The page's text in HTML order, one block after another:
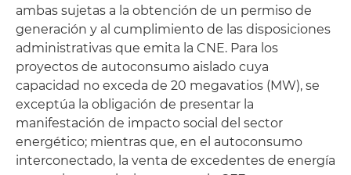
ambas sujetas a la obtención de un permiso de
generación y al cumplimiento de las disposiciones
administrativas que emita la CNE. Para los
proyectos de autoconsumo aislado cuya
capacidad no exceda de 20 megavatios (MW), se
exceptúa la obligación de presentar la
manifestación de impacto social del sector
energético; mientras que, en el autoconsumo
interconectado, la venta de excedentes de energía